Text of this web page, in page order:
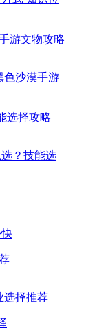
游文物攻略
选择攻略